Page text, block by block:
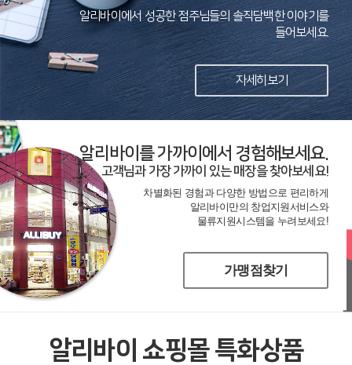
알리바이에서 성공한 점주님들의 솔직담백한 이야기를
들어보세요.
자세히보기
알리바이를 가까이에서 경험해보세요.
고객님과 가장 가까이 있는 매장을 찾아보세요!
차별화된 경험과 다양한 방법으로 편리하게
알리바이만의 창업지원서비스와
물류지원시스템을 누려보세요!
가맹점찾기
알리바이 쇼핑몰 특화상품